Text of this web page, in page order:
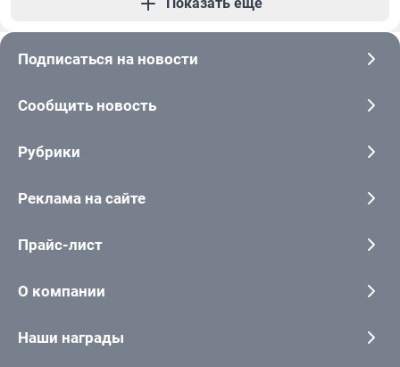
Подписаться на новости
Сообщить новость
Рубрики
Реклама на сайте
Прайс-лист
О компании
Наши награды